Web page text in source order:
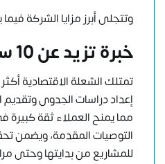
وتتجلى أبرز مزايا الشركة
خبرة تزيد عن 10 سنوات:
تمتلك الشعلة الاقتصادية
إعداد دراسات الجدوى وتقديم
مما يمنح العملاء ثقة كبيرة
التوصيات المقدمة، ويضمن
للمشاريع من بدايتها وحتى